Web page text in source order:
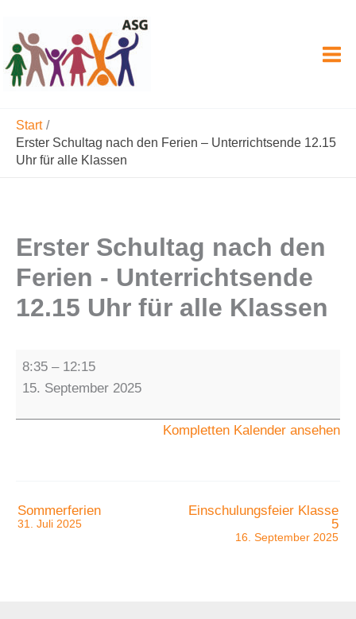
Inhalt
springen
Start
Erster Schultag nach den Ferien – Unterrichtsende 12.15
Uhr für alle Klassen
Erster Schultag nach den
Ferien - Unterrichtsende
12.15 Uhr für alle Klassen
Erster
Schultag
den
12.15
Uhr
8:35 – 12:15
15. September 2025
Kompletten Kalender ansehen
Sommerferien
31. Juli 2025
Einschulungsfeier Klasse
5
16. September 2025